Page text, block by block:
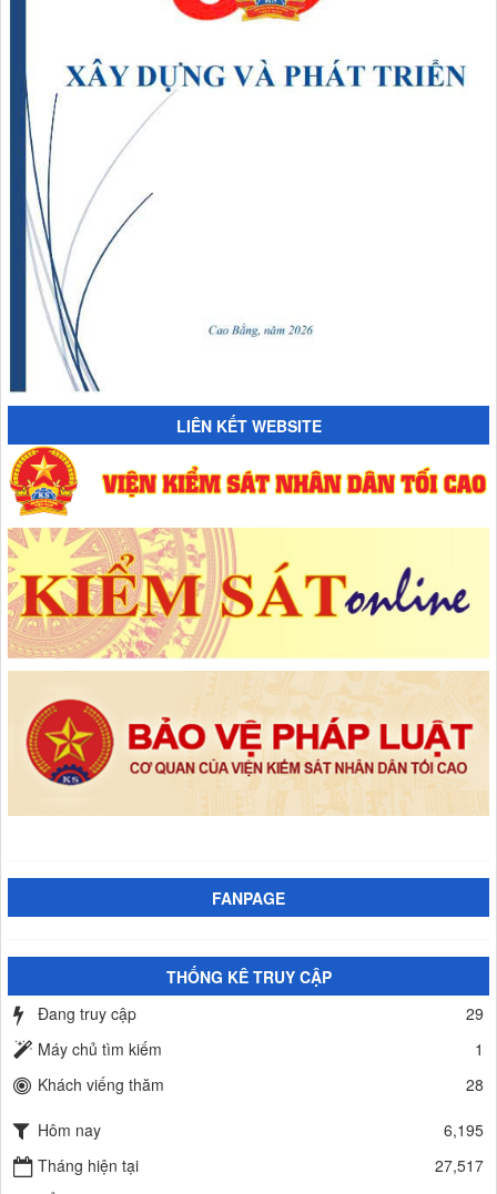
LIÊN KẾT WEBSITE
FANPAGE
THỐNG KÊ TRUY CẬP
Đang truy cập
29
Máy chủ tìm kiếm
1
Khách viếng thăm
28
Hôm nay
6,195
Tháng hiện tại
27,517